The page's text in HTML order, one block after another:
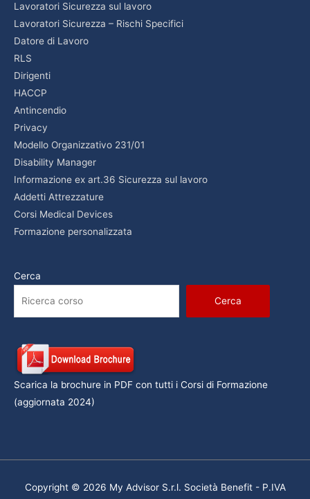
Lavoratori Sicurezza sul lavoro
Lavoratori Sicurezza – Rischi Specifici
Datore di Lavoro
RLS
Dirigenti
HACCP
Antincendio
Privacy
Modello Organizzativo 231/01
Disability Manager
Informazione ex art.36 Sicurezza sul lavoro
Addetti Attrezzature
Corsi Medical Devices
Formazione personalizzata
Cerca
Cerca
Scarica la brochure in PDF con tutti i Corsi di Formazione
(aggiornata 2024)
Copyright © 2026 My Advisor S.r.l. Società Benefit - P.IVA